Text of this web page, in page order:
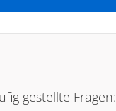
gestellte Fragen: